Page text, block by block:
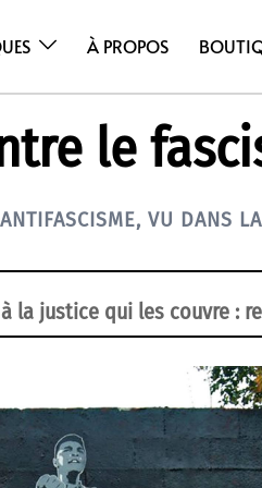
À PROPOS
le
ANTIFASCISME, VU DANS
la justice qui les couvre :